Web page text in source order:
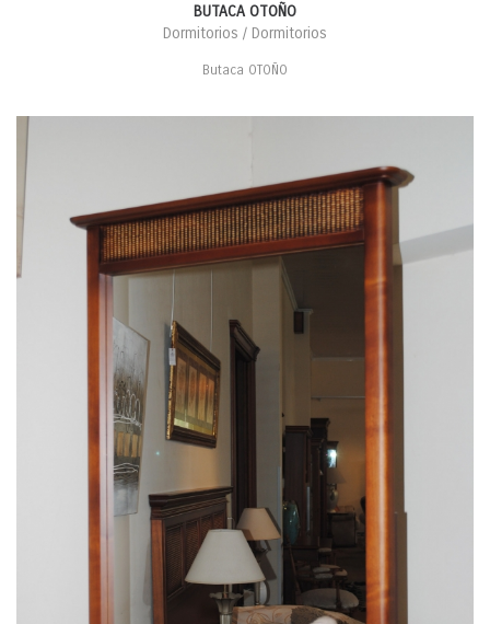
BUTACA OTOÑO
Dormitorios / Dormitorios
Butaca OTOÑO